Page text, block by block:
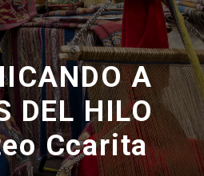
A
DEL HILO
Ccarita